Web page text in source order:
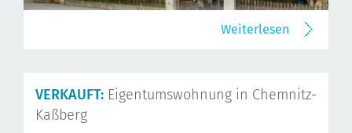
Weiterlesen
VERKAUFT: Eigentumswohnung in Chemnitz-
Kaßberg